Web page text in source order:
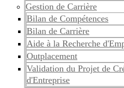
Gestion de Carrière
Bilan de Compétences
Bilan de Carrière
Aide à la Recherche
Outplacement
Validation du Projet de
d'Entreprise